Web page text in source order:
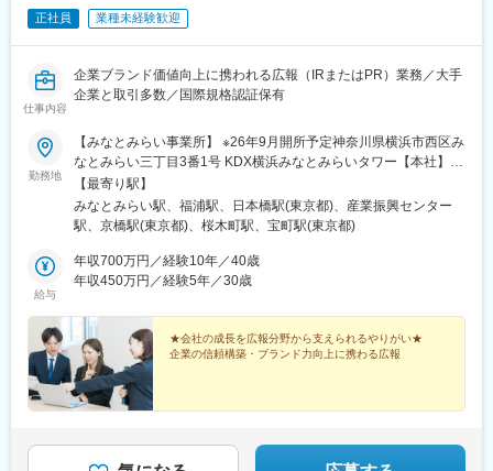
正社員 業種未経験歓迎
仕事内容
企業ブランド価値向上に携われる広報（IRまたはPR）業務／大手
企業と取引多数／国際規格認証保有
勤務地
【みなとみらい事業所】 ※26年9月開所予定神奈川県横浜市西区み
なとみらい三丁目3番1号 KDX横浜みなとみらいタワー【本社】神
奈川県横浜市金沢区福浦1-13-3【東京駅・日本橋オフィス】 ※26
年11月頃開所予定東京都中央区日本橋三丁目6番-10 BIZCORE日
本橋※開所前の入社となった場合、横浜市金沢区の本社で勤務いた
ていただく可能性もあります。■受動喫煙対策：あり
【最寄り駅】
みなとみらい駅、福浦駅、日本橋駅(東京都)、産業振興センター
駅、京橋駅(東京都)、桜木町駅、宝町駅(東京都)
給与
年収700万円／経験10年／40歳
年収450万円／経験5年／30歳
★会社の成長を広報分野から支えられるやりがい★
企業の信頼構築・ブランド力向上に携わる広報